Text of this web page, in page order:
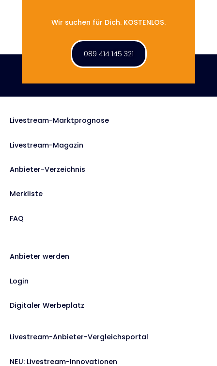
Wir suchen für Dich. KOSTENLOS.
089 414 145 321
Livestream-Marktprognose
Livestream-Magazin
Anbieter-Verzeichnis
Merkliste
FAQ
Anbieter werden
Login
Digitaler Werbeplatz
Livestream-Anbieter-Vergleichsportal
NEU: Livestream-Innovationen